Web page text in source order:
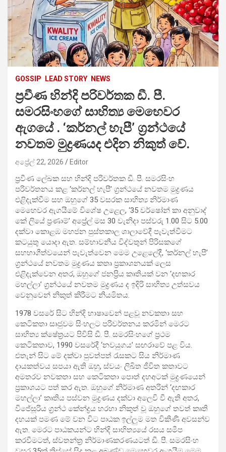
GOSSIP LEAD STORY NEWS
ප්‍රවීණ හින්දි පරිවර්තක ඩී. පී.
සමරසිංහගේ සාහිත්‍ය මෙහෙවර
ඇගයේ . ‘කර්නල් හැපී’ ග්‍රන්ථයේ
නවතම මුද්‍රණයද එදින නිකුත් වේ.
අප්‍රේල් 22, 2026 Editor
ප්‍රවීණ ලේඛක සහ හින්දි පරිවර්තක ඩී. පී. සමරසිංහ
පරිවර්තනය කළ ‘කර්නල් හැපී’ ග්‍රන්ථයේ නවතම මුද්‍රණය
එළිදැක්වීම සහ ඔහුගේ 35 වසරක සාහිත්‍ය නිර්මාණ
මෙහෙවර ඇගයීමේ විශේෂ උළෙල, ‘35 වර්ෂෝන් කා අනුවාද්
කේ ලියේ ප්‍රණාම්’ අප්‍රේල් මස 30 වැනිදා පස්වරු 1.00 සිට 5.00
දක්වා කොළඹ මහජන පුස්තකාල ශාලාවේදී පැවැත්වීමට
කටයුතු යොදා ඇත. සම්භාවනීය විද්වතුන් පිරිසකගේ
සහභාගීත්වයෙන් පැවැත්වෙන මෙම උළෙලේදී, ‘කර්නල් හැපී’
ග්‍රන්ථයේ නවතම මුද්‍රණය කතෘ ප්‍රකාශනයක් ලෙස
එළිදැක්වෙන අතර, ඔහුගේ ජනප්‍රිය කෘතියක් වන ‘දඟකාර
මහල්ලා’ ග්‍රන්ථයේ නවතම මුද්‍රණය ද ඉදිරි සාහිත්‍ය උත්සවය
වෙනුවෙන් නිකුත් කිරීමට නියමිතය.
1978 වසරේ සිට හින්දි භාෂාවෙන් පළවූ නවකතා සහ
කෙටිකතා සෘජුවම සිංහලට පරිවර්තනය කරමින් මෙරට
සාහිත්‍ය ක්ෂේත්‍රයට පිවිසි ඩී. පී. සමරසිංහගේ ප්‍රථම
කෙටිකතාව, 1990 වසරේදී ‘නවයුගය’ සඟරාවේ පළ විය.
එතැන් සිට මේ දක්වා පුවත්පත් රැසකට සිය නිර්මාණ
දායකත්වය සපයා ඇති ඔහු, ස්වයං ලිඛිත ජීවිත කතාවට
අමතරව නවකතා සහ කෙටිකතා පොත් දහඅටක් මුද්‍රණයෙන්
ප්‍රකාශයට පත් කර ඇත. ඔහුගේ නිර්මාණ අතරින් ‘දඟකාර
මහල්ලා’ කෘතිය පස්වන මුද්‍රණය දක්වා අලෙවි වී ඇති අතර,
විජේසූරිය ග්‍රන්ථ කේන්ද්‍රය හරහා නිකුත් වූ ඔහුගේ තවත් කෘති
දහයක් පමණ මේ වන විට පාඨක ඉල්ලුම මත විකිණී අවසන්ව
ඇත. මෙරට පාඨකයන්ට හින්දි සාහිත්‍යයේ රසය සමීප
කරවීමටත්, ස්වතන්ත්‍ර නිර්මාණකරණයටත් ඩී. පී. සමරසිංහ